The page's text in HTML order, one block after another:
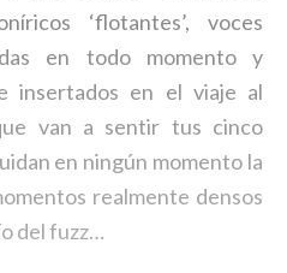
‘flotantes’, voces
en todo momento y
insertados en el viaje al
van a sentir tus cinco
en ningún momento la
realmente densos
del fuzz…